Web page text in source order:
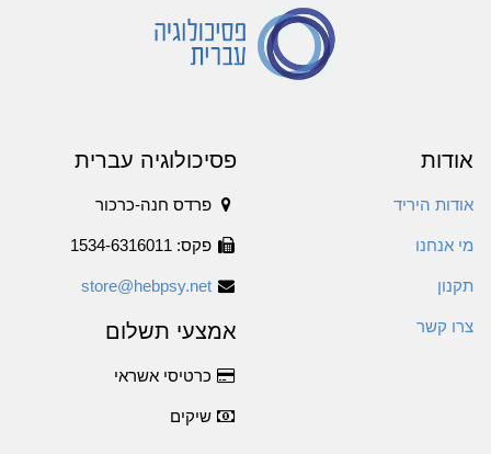
אודות
אודות היריד
מי אנחנו
תקנון
צרו קשר
פסיכולוגיה עברית
פרדס חנה-כרכור
פקס: 1534-6316011
store@hebpsy.net
אמצעי תשלום
כרטיסי אשראי
שיקים